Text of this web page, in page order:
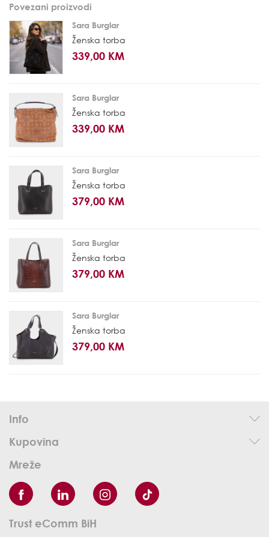
Povezani proizvodi
Sara Burglar
Ženska torba
339,00 KM
Sara Burglar
Ženska torba
339,00 KM
Sara Burglar
Ženska torba
379,00 KM
Sara Burglar
Ženska torba
379,00 KM
Sara Burglar
Ženska torba
379,00 KM
Info
Kupovina
Mreže
Trust eComm BiH